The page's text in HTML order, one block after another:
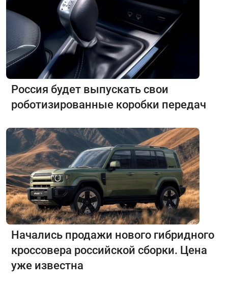
Россия будет выпускать свои
роботизированные коробки передач
Начались продажи нового гибридного
кроссовера российской сборки. Цена
уже известна